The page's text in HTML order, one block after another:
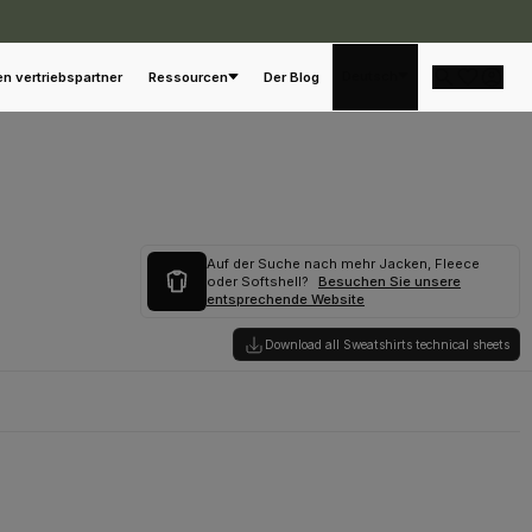
vertriebspartner Ressourcen Der Blog
Auf der Suche nach mehr Jacken, Fleece
oder Softshell?
Besuchen Sie unsere
entsprechende Website
Download all Sweatshirts technical sheets